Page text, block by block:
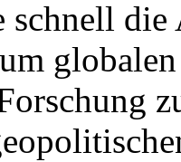
die